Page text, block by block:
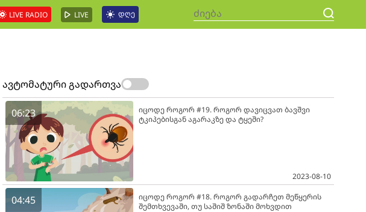
LIVE RADIO LIVE დღე
ავტომატური გადართვა
06:23
იცოდე როგორ #19. როგორ დავიცვათ ბავშვი
ტკიპებისგან აგარაკზე და ტყეში?
2023-08-10
04:45
იცოდე როგორ #18. როგორ გადარჩეთ მეწყერის
შემთხვევაში, თუ საშიშ ზონაში მოხვდით